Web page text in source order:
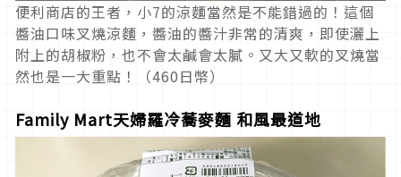
便利商店的王者，小7的涼麵當然是不能錯過的！這個
醬油口味叉燒涼麵，醬油的醬汁非常的清爽，即使灑上
附上的胡椒粉，也不會太鹹會太膩。又大又軟的叉燒當
然也是一大重點！（460日幣）
Family Mart天婦羅冷蕎麥麵 和風最道地